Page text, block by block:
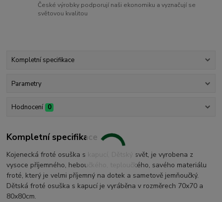
České výrobky podporují naši ekonomiku a vyznačují se
světovou kvalitou
Kompletní specifikace
Parametry
Hodnocení 0
Kompletní specifikace
Kojenecká froté osuška s kapucí, Dětský svět, je vyrobena z
vysoce příjemného, heboučkého, teploučkého, savého materiálu
froté, který je velmi příjemný na dotek a sametově jemňoučký.
Dětská froté osuška s kapucí je vyráběna v rozměrech 70x70 a
80x80cm.